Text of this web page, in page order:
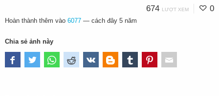
674 LƯỢT XEM 0
Hoàn thành thêm vào 6077 — cách đây 5 năm
Chia sẻ ảnh này